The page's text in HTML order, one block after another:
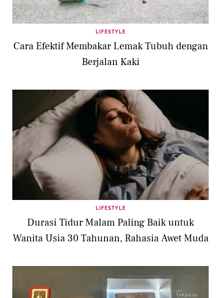
LIFESTYLE
Cara Efektif Membakar Lemak Tubuh dengan
Berjalan Kaki
LIFESTYLE
Durasi Tidur Malam Paling Baik untuk
Wanita Usia 30 Tahunan, Rahasia Awet Muda